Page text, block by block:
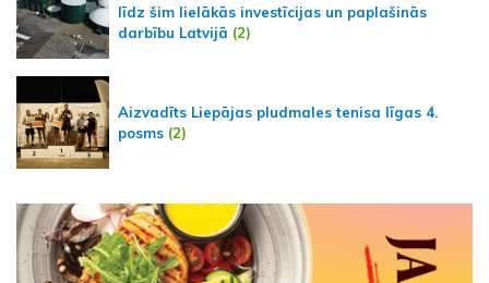
līdz šim lielākās investīcijas un paplašinās
darbību Latvijā (2)
Aizvadīts Liepājas pludmales tenisa līgas 4.
posms (2)